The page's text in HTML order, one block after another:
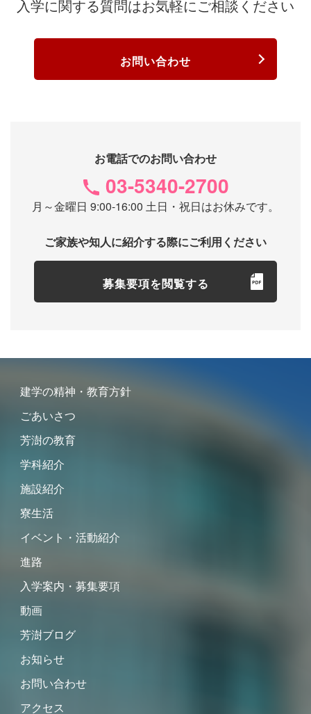
入学に関する質問はお気軽にご相談ください
お問い合わせ
お電話でのお問い合わせ
03-5340-2700
月～金曜日 9:00-16:00 土日・祝日はお休みです。
ご家族や知人に紹介する際にご利用ください
募集要項を閲覧する
建学の精神・教育方針
ごあいさつ
芳澍の教育
学科紹介
施設紹介
寮生活
イベント・活動紹介
進路
入学案内・募集要項
動画
芳澍ブログ
お知らせ
お問い合わせ
アクセス